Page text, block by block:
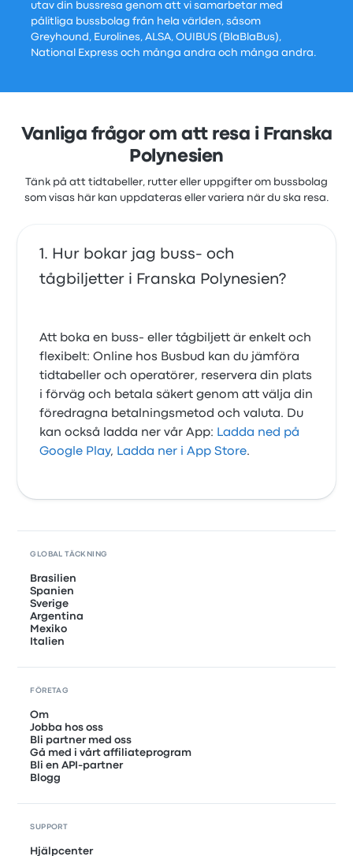
utav din bussresa genom att vi samarbetar med
pålitliga bussbolag från hela världen, såsom
Greyhound, Eurolines, ALSA, OUIBUS (BlaBlaBus),
National Express och många andra och många andra.
Vanliga frågor om att resa i Franska
Polynesien
Tänk på att tidtabeller, rutter eller uppgifter om bussbolag
som visas här kan uppdateras eller variera när du ska resa.
Hur bokar jag buss- och
tågbiljetter i Franska Polynesien?
Att boka en buss- eller tågbiljett är enkelt och
flexibelt: Online hos Busbud kan du jämföra
tidtabeller och operatörer, reservera din plats
i förväg och betala säkert genom att välja din
föredragna betalningsmetod och valuta. Du
kan också ladda ner vår App: Ladda ned på
Google Play, Ladda ner i App Store.
GLOBAL TÄCKNING
Brasilien
Spanien
Sverige
Argentina
Mexiko
Italien
FÖRETAG
Om
Jobba hos oss
Bli partner med oss
Gå med i vårt affiliateprogram
Bli en API-partner
Blogg
SUPPORT
Hjälpcenter